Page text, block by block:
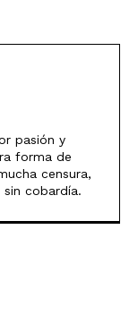
pasión y
forma de
censura,
cobardía.